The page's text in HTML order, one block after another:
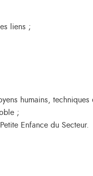
liens ;
humains, techniques
;
Enfance du Secteur.